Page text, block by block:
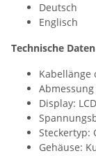
Deutsch
Englisch
Technische Daten
Kabellänge
Abmessung
Display:
Steckertyp:
Gehäuse: